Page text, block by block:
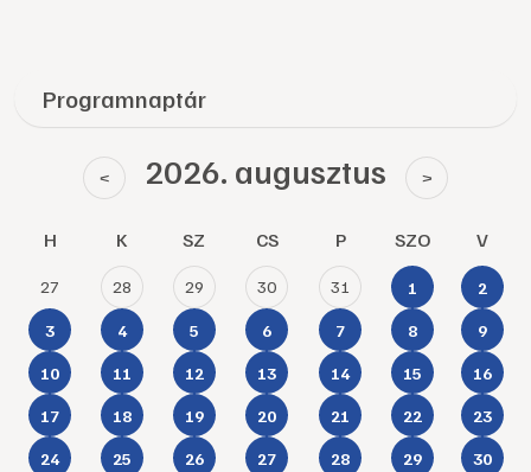
Programnaptár
< 2026. augusztus >
H K SZ CS P SZO V
27 28 29 30 31 1 2
3 4 5 6 7 8 9
10 11 12 13 14 15 16
17 18 19 20 21 22 23
24 25 26 27 28 29 30